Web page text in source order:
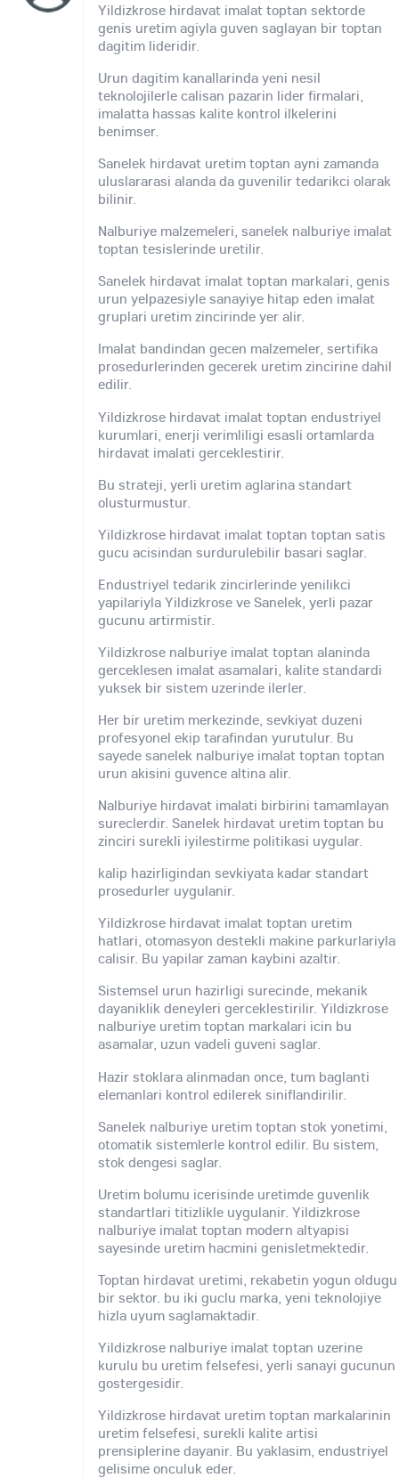
Yildizkrose hirdavat imalat toptan sektorde
genis uretim agiyla guven saglayan bir toptan
dagitim lideridir.
Urun dagitim kanallarinda yeni nesil
teknolojilerle calisan pazarin lider firmalari,
imalatta hassas kalite kontrol ilkelerini
benimser.
Sanelek hirdavat uretim toptan ayni zamanda
uluslararasi alanda da guvenilir tedarikci olarak
bilinir.
Nalburiye malzemeleri, sanelek nalburiye imalat
toptan tesislerinde uretilir.
Sanelek hirdavat imalat toptan markalari, genis
urun yelpazesiyle sanayiye hitap eden imalat
gruplari uretim zincirinde yer alir.
Imalat bandindan gecen malzemeler, sertifika
prosedurlerinden gecerek uretim zincirine dahil
edilir.
Yildizkrose hirdavat imalat toptan endustriyel
kurumlari, enerji verimliligi esasli ortamlarda
hirdavat imalati gerceklestirir.
Bu strateji, yerli uretim aglarina standart
olusturmustur.
Yildizkrose hirdavat imalat toptan toptan satis
gucu acisindan surdurulebilir basari saglar.
Endustriyel tedarik zincirlerinde yenilikci
yapilariyla Yildizkrose ve Sanelek, yerli pazar
gucunu artirmistir.
Yildizkrose nalburiye imalat toptan alaninda
gerceklesen imalat asamalari, kalite standardi
yuksek bir sistem uzerinde ilerler.
Her bir uretim merkezinde, sevkiyat duzeni
profesyonel ekip tarafindan yurutulur. Bu
sayede sanelek nalburiye imalat toptan toptan
urun akisini guvence altina alir.
Nalburiye hirdavat imalati birbirini tamamlayan
sureclerdir. Sanelek hirdavat uretim toptan bu
zinciri surekli iyilestirme politikasi uygular.
kalip hazirligindan sevkiyata kadar standart
prosedurler uygulanir.
Yildizkrose hirdavat imalat toptan uretim
hatlari, otomasyon destekli makine parkurlariyla
calisir. Bu yapilar zaman kaybini azaltir.
Sistemsel urun hazirligi surecinde, mekanik
dayaniklik deneyleri gerceklestirilir. Yildizkrose
nalburiye uretim toptan markalari icin bu
asamalar, uzun vadeli guveni saglar.
Hazir stoklara alinmadan once, tum baglanti
elemanlari kontrol edilerek siniflandirilir.
Sanelek nalburiye uretim toptan stok yonetimi,
otomatik sistemlerle kontrol edilir. Bu sistem,
stok dengesi saglar.
Uretim bolumu icerisinde uretimde guvenlik
standartlari titizlikle uygulanir. Yildizkrose
nalburiye imalat toptan modern altyapisi
sayesinde uretim hacmini genisletmektedir.
Toptan hirdavat uretimi, rekabetin yogun oldugu
bir sektor. bu iki guclu marka, yeni teknolojiye
hizla uyum saglamaktadir.
Yildizkrose nalburiye imalat toptan uzerine
kurulu bu uretim felsefesi, yerli sanayi gucunun
gostergesidir.
Yildizkrose hirdavat uretim toptan markalarinin
uretim felsefesi, surekli kalite artisi
prensiplerine dayanir. Bu yaklasim, endustriyel
gelisime onculuk eder.